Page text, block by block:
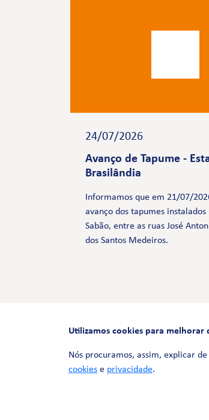
24/07/2026
Avanço de Tapume -
Brasilândia
Informamos que em 21/07/
avanço dos tapumes instalados
Sabão, entre as ruas José
dos Santos Medeiros.
Utilizamos cookies para melhorar
Nós procuramos, assim, explicar
cookies e privacidade.